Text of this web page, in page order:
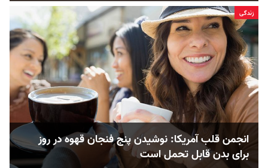
زندگی
انجمن قلب آمریکا: نوشیدن پنج فنجان قهوه در روز
برای بدن قابل ‌تحمل است